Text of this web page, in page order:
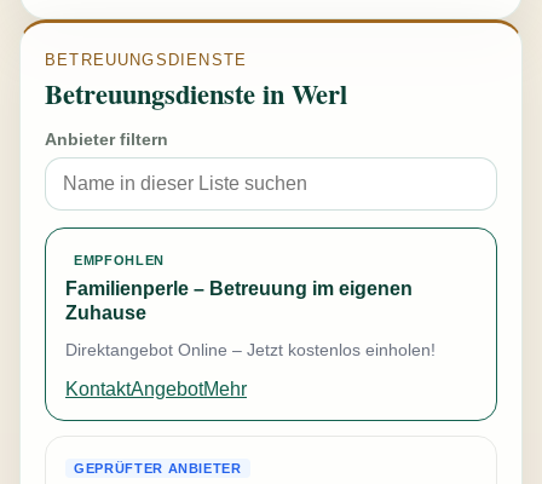
BETREUUNGSDIENSTE
Betreuungsdienste in Werl
Anbieter filtern
EMPFOHLEN
Familienperle – Betreuung im eigenen
Zuhause
Direktangebot Online – Jetzt kostenlos einholen!
KontaktAngebotMehr
GEPRÜFTER ANBIETER